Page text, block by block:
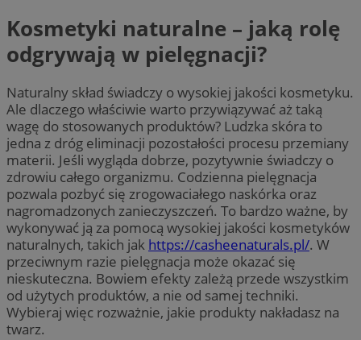
Kosmetyki naturalne – jaką rolę
odgrywają w pielęgnacji?
Naturalny skład świadczy o wysokiej jakości kosmetyku.
Ale dlaczego właściwie warto przywiązywać aż taką
wagę do stosowanych produktów? Ludzka skóra to
jedna z dróg eliminacji pozostałości procesu przemiany
materii. Jeśli wygląda dobrze, pozytywnie świadczy o
zdrowiu całego organizmu. Codzienna pielęgnacja
pozwala pozbyć się zrogowaciałego naskórka oraz
nagromadzonych zanieczyszczeń. To bardzo ważne, by
wykonywać ją za pomocą wysokiej jakości kosmetyków
naturalnych, takich jak https://casheenaturals.pl/. W
przeciwnym razie pielęgnacja może okazać się
nieskuteczna. Bowiem efekty zależą przede wszystkim
od użytych produktów, a nie od samej techniki.
Wybieraj więc rozważnie, jakie produkty nakładasz na
twarz.